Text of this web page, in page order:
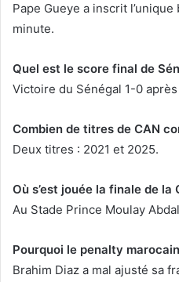
Pape Gueye a inscrit
minute.
Quel est le score final de
Victoire du Sénégal 1-0
Combien de titres de CAN
Deux titres : 2021 et 2025.
Où s’est jouée la finale de la
Au Stade Prince Moulay
Pourquoi le penalty
Brahim Diaz a mal ajusté sa